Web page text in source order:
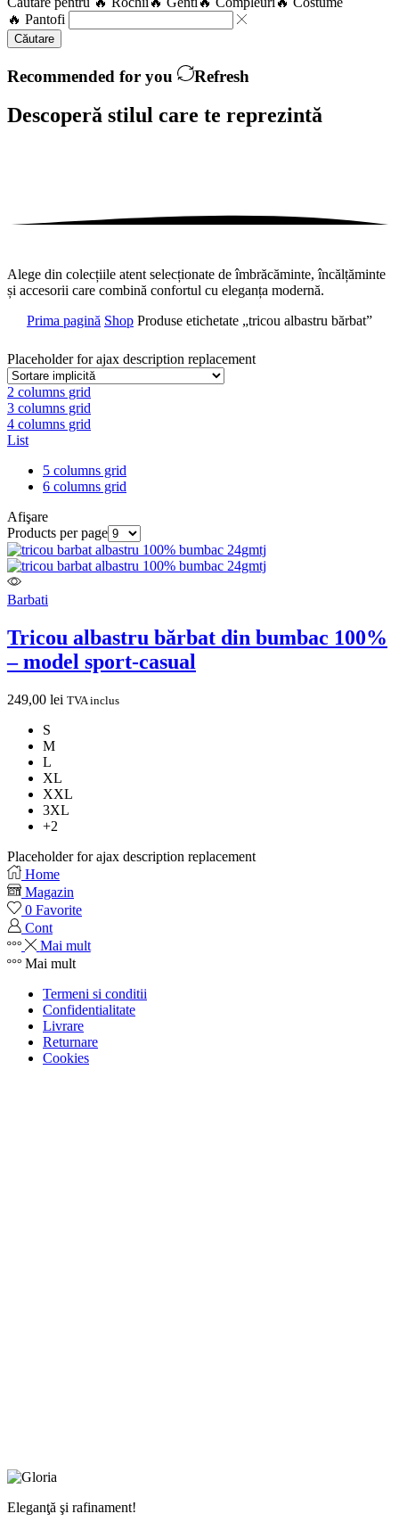
🔥 Pantofi
Căutare
Recommended for you Refresh
Descoperă stilul care te reprezintă
Alege din colecțiile atent selecționate de îmbrăcăminte, încălțăminte
și accesorii care combină confortul cu eleganța modernă.
Prima pagină Shop Produse etichetate „tricou albastru bărbat”
Placeholder for ajax description replacement
2 columns grid
3 columns grid
4 columns grid
List
5 columns grid
6 columns grid
Afişare
Products per page
Barbati
Tricou albastru bărbat din bumbac 100%
– model sport-casual
249,00 lei TVA inclus
S
M
L
XL
XXL
3XL
+2
Placeholder for ajax description replacement
Home
Magazin
0 Favorite
Cont
Mai mult
Mai mult
Termeni si conditii
Confidentialitate
Livrare
Returnare
Cookies
Eleganţă şi rafinament!